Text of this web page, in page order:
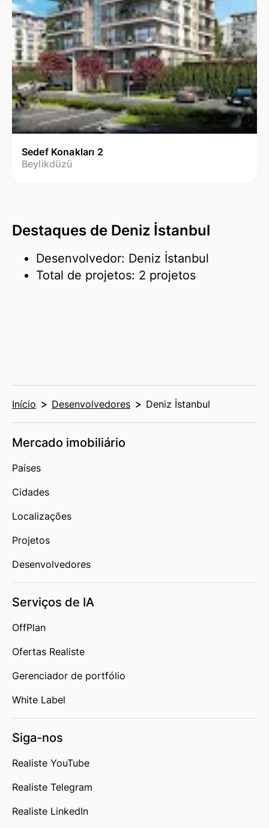
Sedef Konakları 2
Beylikdüzü
Destaques de Deniz İstanbul
Desenvolvedor: Deniz İstanbul
Total de projetos: 2 projetos
Início Desenvolvedores Deniz İstanbul
Mercado imobiliário
Países
Cidades
Localizações
Projetos
Desenvolvedores
Serviços de IA
OffPlan
Ofertas Realiste
Gerenciador de portfólio
White Label
Siga-nos
Realiste YouTube
Realiste Telegram
Realiste LinkedIn